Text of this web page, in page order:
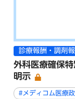
診療報酬・調剤
外科医療確保
明示
#メディコム医療